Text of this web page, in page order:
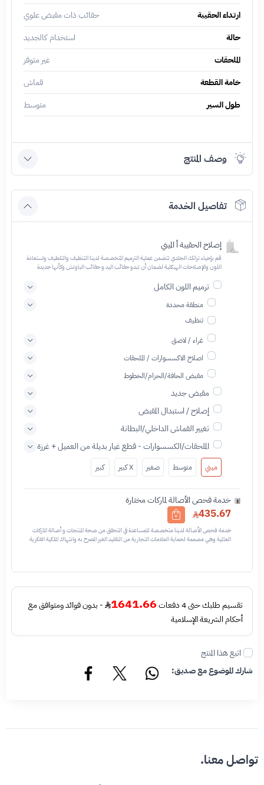
ارتداء الحقيبة
حقائب ذات مقبض علوي
حالة
استخدام كالجديد
الملحقات
غير متوفر
خامة القطعة
قماش
طول السير
متوسط
وصف المنتج
تفاصيل الخدمة
إصلاح الحقيبة أ الميني
قم بإحياء تراثك الجلدي تتضمن عملية الترميم المتخصصة لدينا التنظيف والتلطيف واستعادة
اللون والإصلاحات الهيكلية لضمان أن تبدو حقائب اليد و حقائب الباوتش وكأنها جديدة
ترميم اللون الكامل
منطقة محددة
تنظيف
غراء / لاصق
اصلاح الاكسسوارات / الملحقات
مقبض الحافة/الحزام/الخطوط
مقبض جديد
إصلاح / استبدال المقبض
تغيير القماش الداخلي/البطانة
الملحقات/الكسسوارات - قطع غيار بديلة من العميل + غرزة
ميني متوسط صغير X كبير كبير
خدمة فحص الأصالة لماركات مختارة
435.67
خدمة فحص الأصالة لدينا متخصصة للمساعدة في التحقق من صحة المنتجات و أصالة الماركات
العالمية وهي مصممة لحماية العلامات التجارية من التقليد الغير المصرح به وانتهاك الملكية الفكرية
في القطعه
تقسيم طلبك حتى 4 دفعات 1641.66
- بدون فوائد ومتوافق مع
أحكام الشريعة الإسلامية
اتبع هذا المنتج
شارك الموضوع مع صديق:
تواصل معنا.